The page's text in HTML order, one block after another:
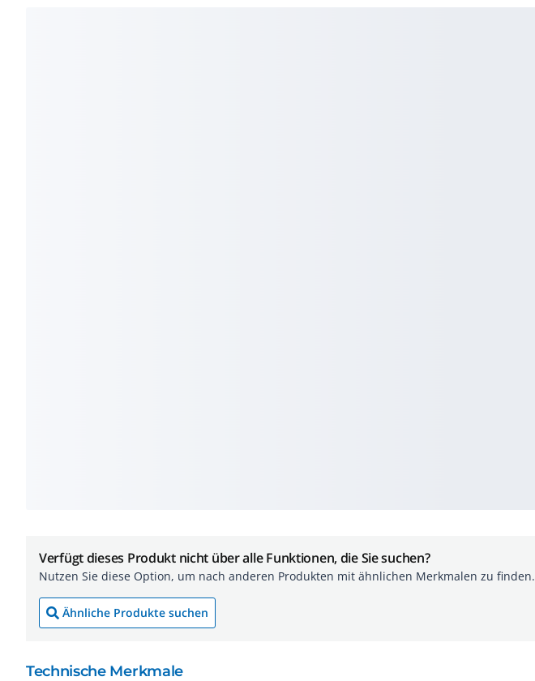
Verfügt dieses Produkt nicht über alle Funktionen, die Sie suchen?
Nutzen Sie diese Option, um nach anderen Produkten mit ähnlichen Merkmalen zu finden.
Ähnliche Produkte suchen
Technische Merkmale